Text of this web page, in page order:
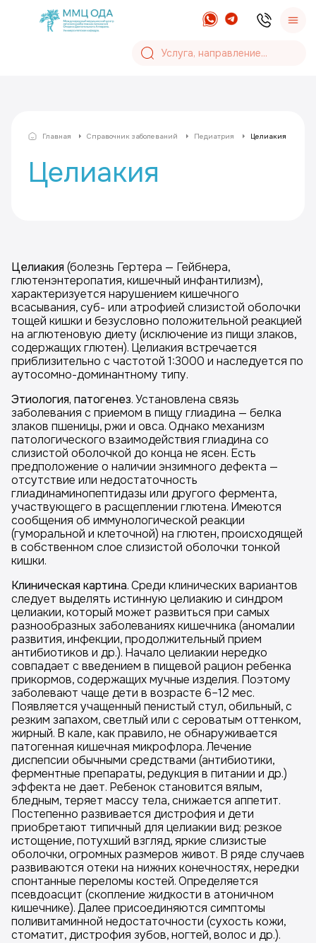
Главная Справочник заболеваний Педиатрия Целиакия
Целиакия
Целиакия (болезнь Гертера — Гейбнера,
глютенэнтеропатия, кишечный инфантилизм),
характеризуется нарушением кишечного
всасывания, суб- или атрофией слизистой оболочки
тощей кишки и безусловно положительной реакцией
на аглютеновую диету (исключение из пищи злаков,
содержащих глютен). Целиакия встречается
приблизительно с частотой 1:3000 и наследуется по
аутосомно-доминантному типу.
Этиология, патогенез. Установлена связь
заболевания с приемом в пищу глиадина — белка
злаков пшеницы, ржи и овса. Однако механизм
патологического взаимодействия глиадина со
слизистой оболочкой до конца не ясен. Есть
предположение о наличии энзимного дефекта —
отсутствие или недостаточность
глиадинаминопептидазы или другого фермента,
участвующего в расщеплении глютена. Имеются
сообщения об иммунологической реакции
(гуморальной и клеточной) на глютен, происходящей
в собственном слое слизистой оболочки тонкой
кишки.
Клиническая картина. Среди клинических вариантов
следует выделять истинную целиакию и синдром
целиакии, который может развиться при самых
разнообразных заболеваниях кишечника (аномалии
развития, инфекции, продолжительный прием
антибиотиков и др.). Начало целиакии нередко
совпадает с введением в пищевой рацион ребенка
прикормов, содержащих мучные изделия. Поэтому
заболевают чаще дети в возрасте 6–12 мес.
Появляется учащенный пенистый стул, обильный, с
резким запахом, светлый или с сероватым оттенком,
жирный. В кале, как правило, не обнаруживается
патогенная кишечная микрофлора. Лечение
диспепсии обычными средствами (антибиотики,
ферментные препараты, редукция в питании и др.)
эффекта не дает. Ребенок становится вялым,
бледным, теряет массу тела, снижается аппетит.
Постепенно развивается дистрофия и дети
приобретают типичный для целиакии вид: резкое
истощение, потухший взгляд, яркие слизистые
оболочки, огромных размеров живот. В ряде случаев
развиваются отеки на нижних конечностях, нередки
спонтанные переломы костей. Определяется
псевдоасцит (скопление жидкости в атоничном
кишечнике). Далее присоединяются симптомы
поливитаминной недостаточности (сухость кожи,
стоматит, дистрофия зубов, ногтей, волос и др.).